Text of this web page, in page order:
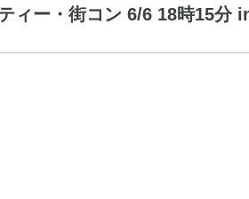
ィー・街コン 6/6 18時15分